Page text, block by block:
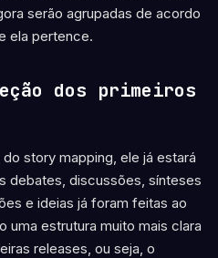
serão agrupadas de acordo
ela pertence.
dos primeiros
story mapping, ele já estará
debates, discussões, sínteses
e ideias já foram feitas ao
uma estrutura muito mais clara
releases, ou seja, o